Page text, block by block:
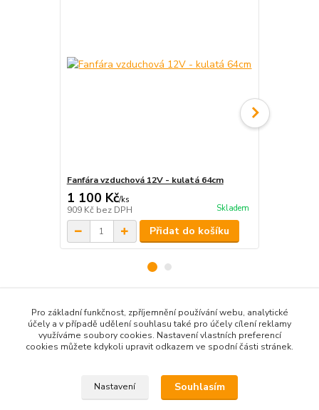
Fanfára vzduchová 12V - kulatá 64cm
1 100 Kč/ks
909 Kč bez DPH Skladem
Přidat do košíku
Zboží zařazeno v kategoriích
FANFÁRY / HOUKAČKY
Pro základní funkčnost, zpříjemnění používání webu, analytické
účely a v případě udělení souhlasu také pro účely cílení reklamy
využíváme soubory cookies. Nastavení vlastních preferencí
cookies můžete kdykoli upravit odkazem ve spodní části stránek.
Nastavení Souhlasím